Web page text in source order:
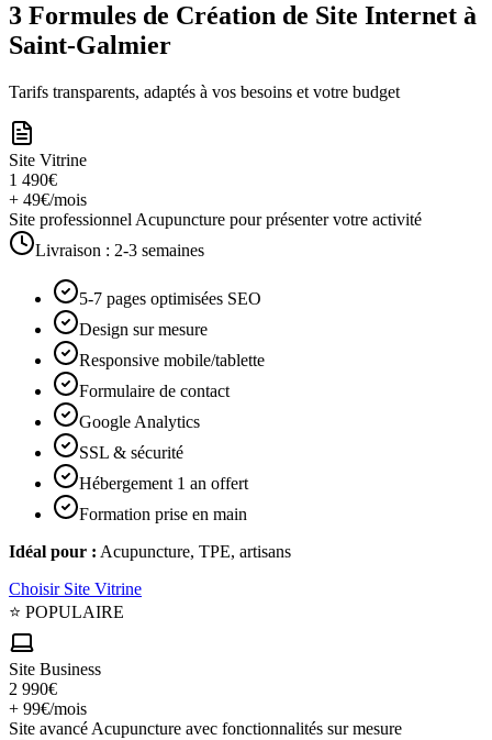
3 Formules de Création de Site Internet à
Saint-Galmier
Tarifs transparents, adaptés à vos besoins et votre budget
Site Vitrine
1 490€
+ 49€/mois
Site professionnel Acupuncture pour présenter votre activité
Livraison : 2-3 semaines
5-7 pages optimisées SEO
Design sur mesure
Responsive mobile/tablette
Formulaire de contact
Google Analytics
SSL & sécurité
Hébergement 1 an offert
Formation prise en main
Idéal pour : Acupuncture, TPE, artisans
Choisir Site Vitrine
⭐ POPULAIRE
Site Business
2 990€
+ 99€/mois
Site avancé Acupuncture avec fonctionnalités sur mesure